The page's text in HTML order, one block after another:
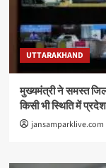
UTTARAKHAND
मुख्यमंत्री ने समस्त
किसी भी स्थिति में
jansamparklive.com